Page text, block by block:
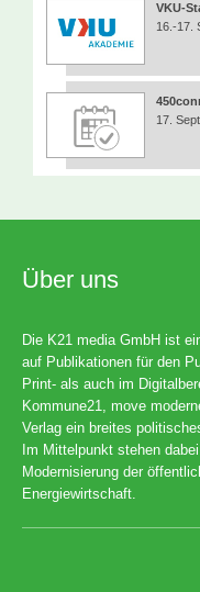
VKU-
16.-17.
17.
Über uns
Die K21 media GmbH ist
auf Publikationen für den
Print- als auch im
Kommune21, move
Verlag ein breites
Im Mittelpunkt stehen
Modernisierung der
Energiewirtschaft.